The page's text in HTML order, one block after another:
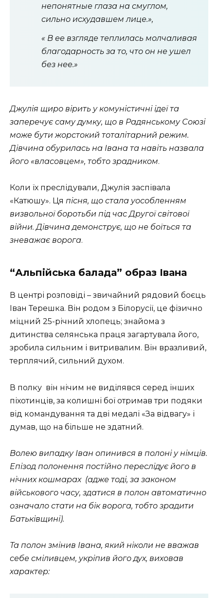
непонятные глаза на смуглом,
сильно исхудавшем лице.»,
« В ее взгляде теплилась молчаливая
благодарность за то, что он не ушел
без нее.»
Джулія щиро вірить у комуністичні ідеї та
заперечує саму думку, що в Радянському Союзі
може бути жорстокий тоталітарний режим.
Дівчина обурилась на Івана та навіть назвала
його «власовцем», тобто зрадником.
Коли їх преслідували, Джулія заспівала
«Катюшу». Ця пісня, що стала уособленням
визвольної боротьби під час Другої світової
війни. Дівчина демонструє, що не боїться та
зневажає ворога.
“Альпійська балада” образ Івана
В центрі розповіді – звичайний рядовий боєць
Іван Терешка. Він родом з Білорусії, це фізично
міцний 25-річний хлопець; знайома з
дитинства селянська праця загартувала його,
зробила сильним і витривалим. Він вразливий,
терплячий, сильний духом.
В полку він нічим не виділявся серед інших
піхотинців, за колишні бої отримав три подяки
від командування та дві медалі «За відвагу» і
думав, що на більше не здатний.
Волею випадку Іван опинився в полоні у німців.
Епізод полонення постійно переслідує його в
нічних кошмарах (адже тоді, за законом
військового часу, здатися в полон автоматично
означало стати на бік ворога, тобто зрадити
Батьківщині).
Та полон змінив Івана, який ніколи не вважав
себе сміливцем, укріпив його дух, виховав
характер: